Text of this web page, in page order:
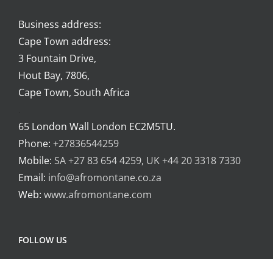
Business address:
Cape Town address:
3 Fountain Drive,
Hout Bay, 7806,
Cape Town, South Africa
65 London Wall London EC2M5TU.
Phone: +27836544259
Mobile: SA +27 83 654 4259, UK +44 20 3318 7330
Email: info@afromontane.co.za
Web: www.afromontane.com
FOLLOW US